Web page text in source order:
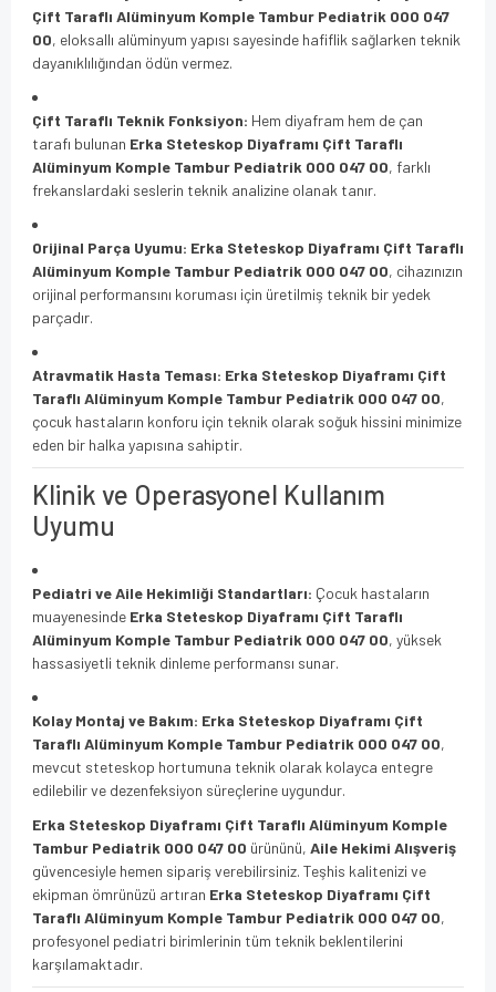
Çift Taraflı Alüminyum Komple Tambur Pediatrik 000 047
00, eloksallı alüminyum yapısı sayesinde hafiflik sağlarken teknik
dayanıklılığından ödün vermez.
Çift Taraflı Teknik Fonksiyon: Hem diyafram hem de çan
tarafı bulunan Erka Steteskop Diyaframı Çift Taraflı
Alüminyum Komple Tambur Pediatrik 000 047 00, farklı
frekanslardaki seslerin teknik analizine olanak tanır.
Orijinal Parça Uyumu: Erka Steteskop Diyaframı Çift Taraflı
Alüminyum Komple Tambur Pediatrik 000 047 00, cihazınızın
orijinal performansını koruması için üretilmiş teknik bir yedek
parçadır.
Atravmatik Hasta Teması: Erka Steteskop Diyaframı Çift
Taraflı Alüminyum Komple Tambur Pediatrik 000 047 00,
çocuk hastaların konforu için teknik olarak soğuk hissini minimize
eden bir halka yapısına sahiptir.
Klinik ve Operasyonel Kullanım
Uyumu
Pediatri ve Aile Hekimliği Standartları: Çocuk hastaların
muayenesinde Erka Steteskop Diyaframı Çift Taraflı
Alüminyum Komple Tambur Pediatrik 000 047 00, yüksek
hassasiyetli teknik dinleme performansı sunar.
Kolay Montaj ve Bakım: Erka Steteskop Diyaframı Çift
Taraflı Alüminyum Komple Tambur Pediatrik 000 047 00,
mevcut steteskop hortumuna teknik olarak kolayca entegre
edilebilir ve dezenfeksiyon süreçlerine uygundur.
Erka Steteskop Diyaframı Çift Taraflı Alüminyum Komple
Tambur Pediatrik 000 047 00 ürününü, Aile Hekimi Alışveriş
güvencesiyle hemen sipariş verebilirsiniz. Teşhis kalitenizi ve
ekipman ömrünüzü artıran Erka Steteskop Diyaframı Çift
Taraflı Alüminyum Komple Tambur Pediatrik 000 047 00,
profesyonel pediatri birimlerinin tüm teknik beklentilerini
karşılamaktadır.